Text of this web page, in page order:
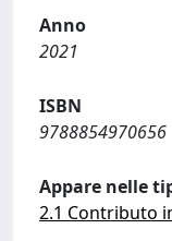
Anno
2021
ISBN
9788854970656
Appare nelle
2.1 Contributo